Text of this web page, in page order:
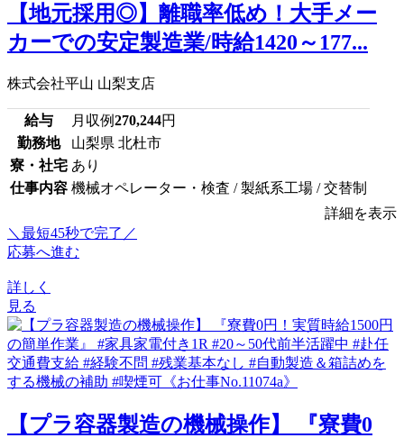
【地元採用◎】離職率低め！大手メー
カーでの安定製造業/時給1420～177...
株式会社平山 山梨支店
給与 月収例270,244円
勤務地
山梨県 北杜市
寮・社宅 あり
仕事内容 機械オペレーター・検査 / 製紙系工場 / 交替制
詳細を表示
＼最短45秒で完了／
応募へ進む
詳しく
見る
【プラ容器製造の機械操作】 『寮費0